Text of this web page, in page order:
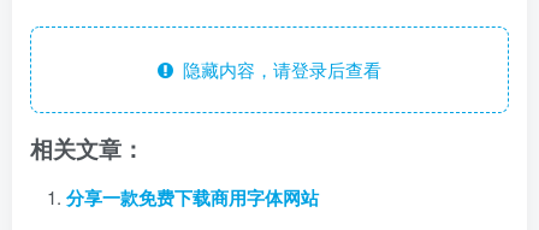
隐藏内容，请登录后查看
相关文章：
分享一款免费下载商用字体网站